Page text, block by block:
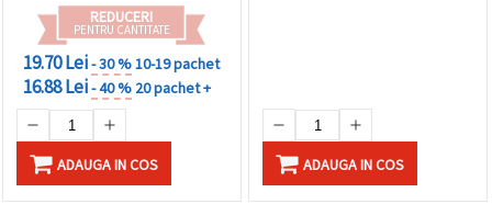
REDUCERI
PENTRU CANTITATE
19.70 Lei- 30 %10-19 pachet
16.88 Lei- 40 % 20 pachet +
ADAUGA IN COS ADAUGA IN COS